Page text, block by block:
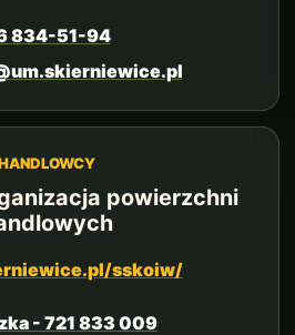
834-51-94
powierzchni
sskoiw/
- 721 833 009